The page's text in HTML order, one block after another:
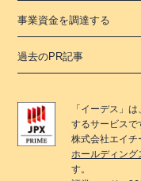
事業資金を調達する
過去のPR記事
「 イーデス 」は
するサービスで
株式会社エイ
ホールディング
す。